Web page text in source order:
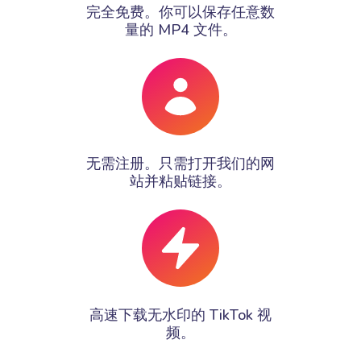
完全免费。你可以保存任意数
量的 MP4 文件。
无需注册。只需打开我们的网
站并粘贴链接。
高速下载无水印的 TikTok 视
频。